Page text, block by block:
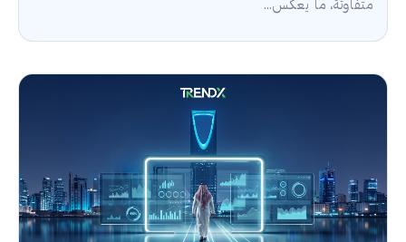
متفاوتة، ما يعكس...